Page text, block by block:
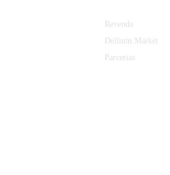
Revenda
Dellium Market
Parcerias